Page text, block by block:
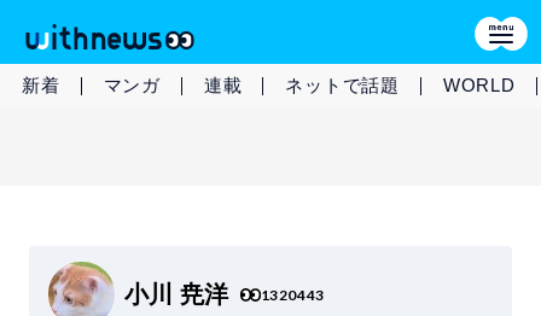
新着 マンガ 連載 ネットで話題 WORLD
小川 尭洋 1320443